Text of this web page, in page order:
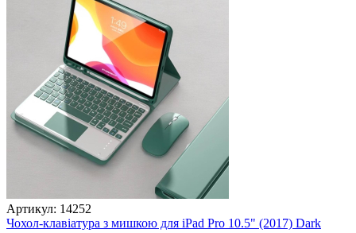
Артикул: 14252
Чохол-клавіатура з мишкою для iPad Pro 10.5" (2017) Dark